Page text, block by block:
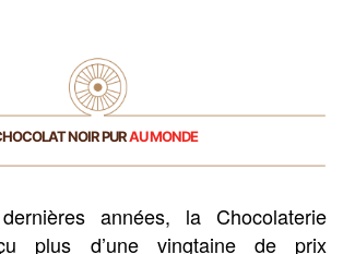
NOIR PURAU MONDE
années, la Chocolaterie
plus d’une vingtaine de prix